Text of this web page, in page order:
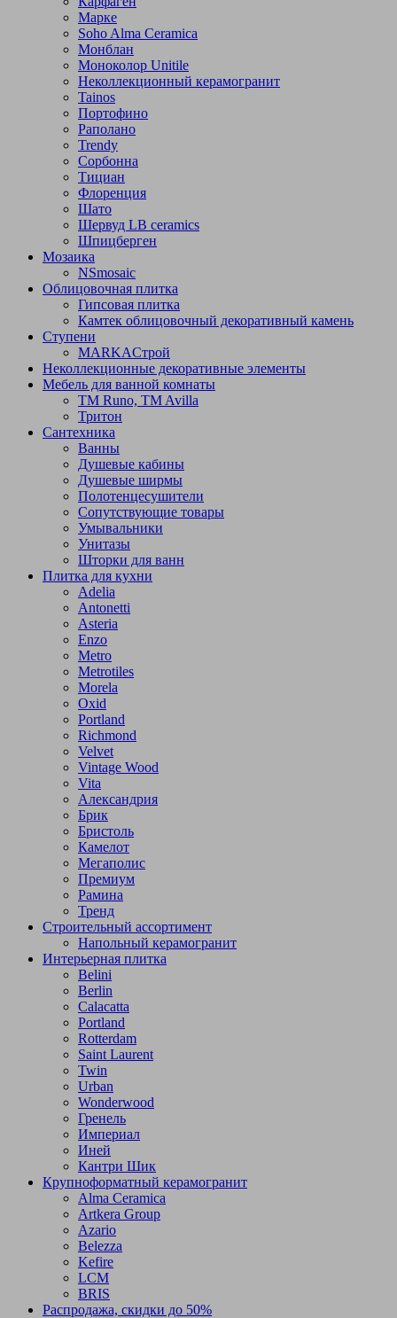
Марке
Soho Alma Ceramica
Монблан
Моноколор Unitile
Неколлекционный керамогранит
Tainos
Портофино
Раполано
Trendy
Сорбонна
Тициан
Флоренция
Шато
Шервуд LB ceramics
Шпицберген
Мозаика
NSmosaic
Облицовочная плитка
Гипсовая плитка
Камтек облицовочный декоративный камень
Ступени
МARKAСтрой
Неколлекционные декоративные элементы
Мебель для ванной комнаты
TM Runo, TM Avilla
Тритон
Сантехника
Ванны
Душевые кабины
Душевые ширмы
Полотенцесушители
Сопутствующие товары
Умывальники
Унитазы
Шторки для ванн
Плитка для кухни
Adelia
Antonetti
Asteria
Enzo
Metro
Metrotiles
Morela
Oxid
Portland
Richmond
Velvet
Vintage Wood
Vita
Александрия
Брик
Бристоль
Камелот
Мегаполис
Премиум
Рамина
Тренд
Строительный ассортимент
Напольный керамогранит
Интерьерная плитка
Belini
Berlin
Calacatta
Portland
Rotterdam
Saint Laurent
Twin
Urban
Wonderwood
Гренель
Империал
Иней
Кантри Шик
Крупноформатный керамогранит
Alma Ceramica
Artkera Group
Azario
Belezza
Kefire
LCM
BRIS
Распродажа, скидки до 50%